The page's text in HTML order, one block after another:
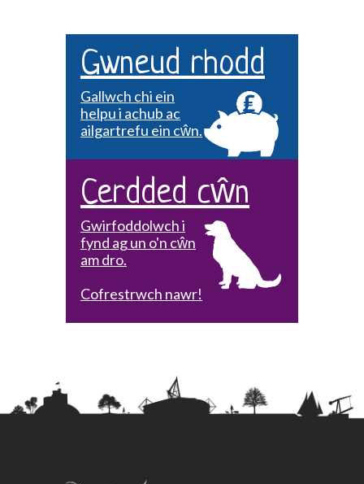
Gwneud rhodd
Gallwch chi ein
helpu i achub ac
ailgartrefu ein cŵn.
Cerdded cŵn
Gwirfoddolwch i
fynd ag un o'n cŵn
am dro.
Cofrestrwch nawr!